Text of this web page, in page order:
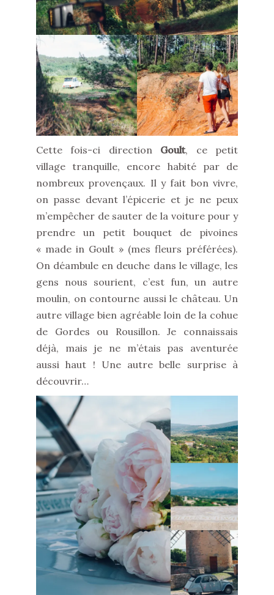
Cette fois-ci direction Goult, ce petit
village tranquille, encore habité par de
nombreux provençaux. Il y fait bon vivre,
on passe devant l’épicerie et je ne peux
m’empêcher de sauter de la voiture pour y
prendre un petit bouquet de pivoines
« made in Goult » (mes fleurs préférées).
On déambule en deuche dans le village, les
gens nous sourient, c’est fun, un autre
moulin, on contourne aussi le château. Un
autre village bien agréable loin de la cohue
de Gordes ou Rousillon. Je connaissais
déjà, mais je ne m’étais pas aventurée
aussi haut ! Une autre belle surprise à
découvrir…